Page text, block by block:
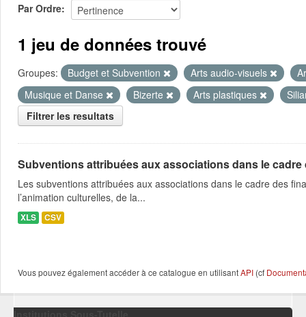
À propos
Par Ordre
1 jeu de données trouvé
Groupes: Budget et Subvention Arts audio-visuels
Musique et Danse
Bizerte Arts plastiques
Filtrer les resultats
Subventions attribuées aux associations dans le
Les subventions attribuées aux associations dans le cadre des
l’animation culturelles, de la...
XLS CSV
Vous pouvez également accéder à ce catalogue en utilisantAPI (cf